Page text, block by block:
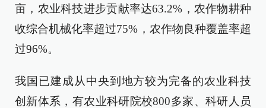
亩，农业科技进步贡献率达63.2%，农作物耕种
收综合机械化率超过75%，农作物良种覆盖率超
过96%。
我国已建成从中央到地方较为完备的农业科技
创新体系，有农业科研院校800多家、科研人员